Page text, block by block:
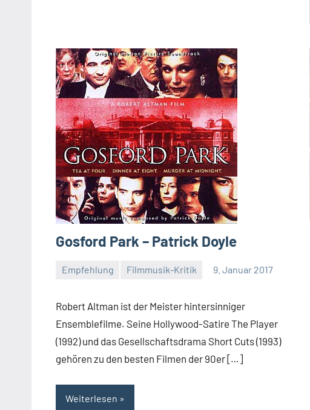
Gosford Park – Patrick Doyle
Empfehlung Filmmusik-Kritik 9. Januar 2017
Robert Altman ist der Meister hintersinniger
Ensemblefilme. Seine Hollywood-Satire The Player
(1992) und das Gesellschaftsdrama Short Cuts (1993)
gehören zu den besten Filmen der 90er […]
Weiterlesen